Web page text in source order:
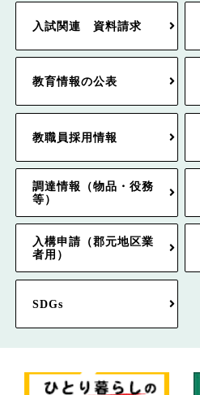
入試関連 資料請求
教育情報の公表
教職員採用情報
調達情報（物品・役務
等）
入構申請（郡元地区業
者用）
SDGs